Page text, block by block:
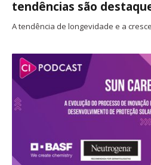
tendências são
A tendência de longevidade e a